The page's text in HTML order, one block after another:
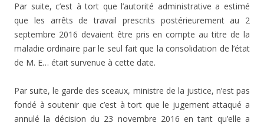
Par suite, c’est à tort que l’autorité administrative a estimé
que les arrêts de travail prescrits postérieurement au 2
septembre 2016 devaient être pris en compte au titre de la
maladie ordinaire par le seul fait que la consolidation de l’état
de M. E… était survenue à cette date.
Par suite, le garde des sceaux, ministre de la justice, n’est pas
fondé à soutenir que c’est à tort que le jugement attaqué a
annulé la décision du 23 novembre 2016 en tant qu’elle a